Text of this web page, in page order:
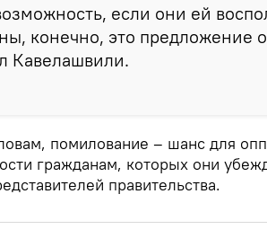
если они ей
конечно, это предложение
Кавелашвили.
помилование – шанс для
гражданам, которых они
правительства.